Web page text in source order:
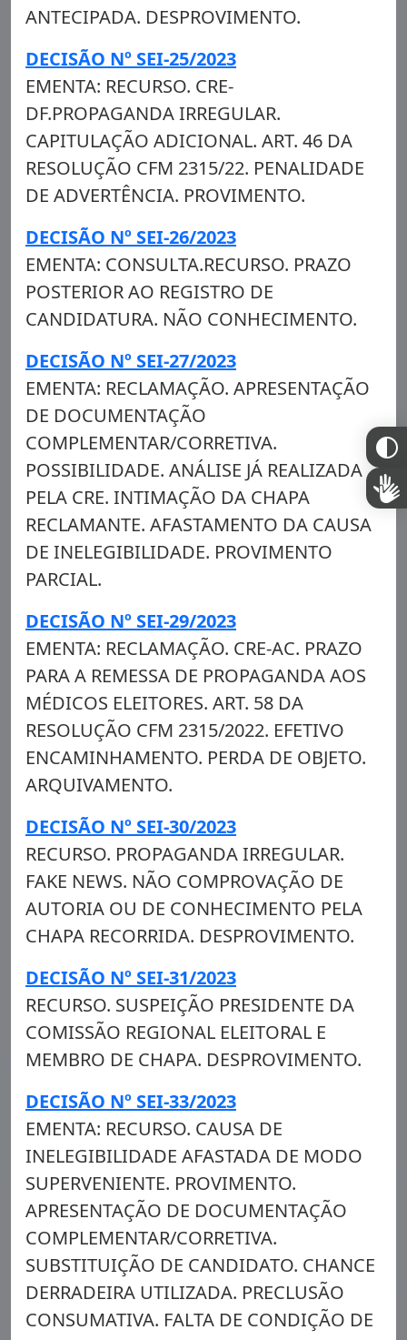
ANTECIPADA. DESPROVIMENTO.
DECISÃO Nº SEI-25/2023
EMENTA: RECURSO. CRE-
DF.PROPAGANDA IRREGULAR.
CAPITULAÇÃO ADICIONAL. ART. 46 DA
RESOLUÇÃO CFM 2315/22. PENALIDADE
DE ADVERTÊNCIA. PROVIMENTO.
DECISÃO Nº SEI-26/2023
EMENTA: CONSULTA.RECURSO. PRAZO
POSTERIOR AO REGISTRO DE
CANDIDATURA. NÃO CONHECIMENTO.
DECISÃO Nº SEI-27/2023
EMENTA: RECLAMAÇÃO. APRESENTAÇÃO
DE DOCUMENTAÇÃO
COMPLEMENTAR/CORRETIVA.
POSSIBILIDADE. ANÁLISE JÁ REALIZADA
PELA CRE. INTIMAÇÃO DA CHAPA
RECLAMANTE. AFASTAMENTO DA CAUSA
DE INELEGIBILIDADE. PROVIMENTO
PARCIAL.
DECISÃO Nº SEI-29/2023
EMENTA: RECLAMAÇÃO. CRE-AC. PRAZO
PARA A REMESSA DE PROPAGANDA AOS
MÉDICOS ELEITORES. ART. 58 DA
RESOLUÇÃO CFM 2315/2022. EFETIVO
ENCAMINHAMENTO. PERDA DE OBJETO.
ARQUIVAMENTO.
DECISÃO Nº SEI-30/2023
RECURSO. PROPAGANDA IRREGULAR.
FAKE NEWS. NÃO COMPROVAÇÃO DE
AUTORIA OU DE CONHECIMENTO PELA
CHAPA RECORRIDA. DESPROVIMENTO.
DECISÃO Nº SEI-31/2023
RECURSO. SUSPEIÇÃO PRESIDENTE DA
COMISSÃO REGIONAL ELEITORAL E
MEMBRO DE CHAPA. DESPROVIMENTO.
DECISÃO Nº SEI-33/2023
EMENTA: RECURSO. CAUSA DE
INELEGIBILIDADE AFASTADA DE MODO
SUPERVENIENTE. PROVIMENTO.
APRESENTAÇÃO DE DOCUMENTAÇÃO
COMPLEMENTAR/CORRETIVA.
SUBSTITUIÇÃO DE CANDIDATO. CHANCE
DERRADEIRA UTILIZADA. PRECLUSÃO
CONSUMATIVA. FALTA DE CONDIÇÃO DE